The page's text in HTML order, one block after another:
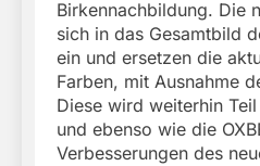
Birkennachbildung. Die
sich in das Gesamtbild
ein und ersetzen die
Farben, mit Ausnahme
Diese wird weiterhin
und ebenso wie die
Verbesserungen des